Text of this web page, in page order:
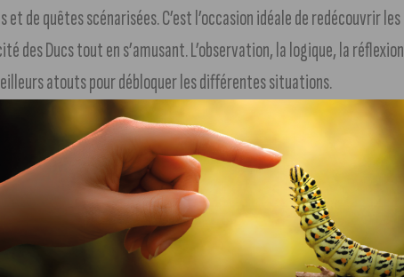
de quêtes scénarisées. C’est l’occasion idéale de redécouvrir les
des Ducs tout en s’amusant. L’observation, la logique, la réflexion
atouts pour débloquer les différentes situations.
se verra remettre au point de départ un sac officiel de
accessoires et d’un smartphone (indispensable pour interagir
d’étape en étape à votre propre rythme. Conçu pour être
bien aux fins limiers qu’aux familles venues partager un moment